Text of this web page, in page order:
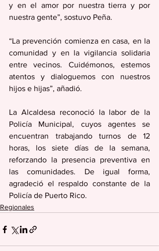
y en el amor por nuestra tierra y por
nuestra gente”, sostuvo Peña.
“La prevención comienza en casa, en la
comunidad y en la vigilancia solidaria
entre vecinos. Cuidémonos, estemos
atentos y dialoguemos con nuestros
hijos e hijas”, añadió.
La Alcaldesa reconoció la labor de la
Policía Municipal, cuyos agentes se
encuentran trabajando turnos de 12
horas, los siete días de la semana,
reforzando la presencia preventiva en
las comunidades. De igual forma,
agradeció el respaldo constante de la
Policía de Puerto Rico.
Regionales